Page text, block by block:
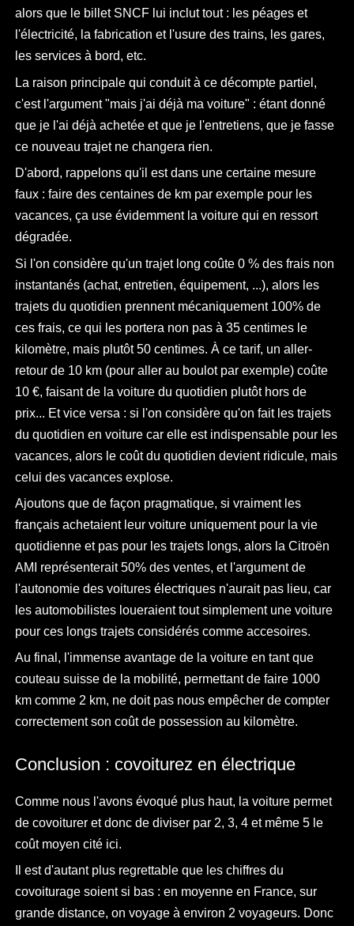
alors que le billet SNCF lui inclut tout : les péages et
l'électricité, la fabrication et l'usure des trains, les gares,
les services à bord, etc.
La raison principale qui conduit à ce décompte partiel,
c'est l'argument "mais j'ai déjà ma voiture" : étant donné
que je l'ai déjà achetée et que je l'entretiens, que je fasse
ce nouveau trajet ne changera rien.
D'abord, rappelons qu'il est dans une certaine mesure
faux : faire des centaines de km par exemple pour les
vacances, ça use évidemment la voiture qui en ressort
dégradée.
Si l'on considère qu'un trajet long coûte 0 % des frais non
instantanés (achat, entretien, équipement, ...), alors les
trajets du quotidien prennent mécaniquement 100% de
ces frais, ce qui les portera non pas à 35 centimes le
kilomètre, mais plutôt 50 centimes. À ce tarif, un aller-
retour de 10 km (pour aller au boulot par exemple) coûte
10 €, faisant de la voiture du quotidien plutôt hors de
prix... Et vice versa : si l'on considère qu'on fait les trajets
du quotidien en voiture car elle est indispensable pour les
vacances, alors le coût du quotidien devient ridicule, mais
celui des vacances explose.
Ajoutons que de façon pragmatique, si vraiment les
français achetaient leur voiture uniquement pour la vie
quotidienne et pas pour les trajets longs, alors la Citroën
AMI représenterait 50% des ventes, et l'argument de
l'autonomie des voitures électriques n'aurait pas lieu, car
les automobilistes loueraient tout simplement une voiture
pour ces longs trajets considérés comme accesoires.
Au final, l'immense avantage de la voiture en tant que
couteau suisse de la mobilité, permettant de faire 1000
km comme 2 km, ne doit pas nous empêcher de compter
correctement son coût de possession au kilomètre.
Conclusion : covoiturez en électrique
Comme nous l'avons évoqué plus haut, la voiture permet
de covoiturer et donc de diviser par 2, 3, 4 et même 5 le
coût moyen cité ici.
Il est d'autant plus regrettable que les chiffres du
covoiturage soient si bas : en moyenne en France, sur
grande distance, on voyage à environ 2 voyageurs. Donc